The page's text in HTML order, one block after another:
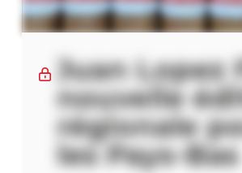
Juan Lopez
nouvelle
régionale
les Pays-Bas